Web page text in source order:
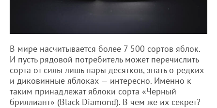
В мире насчитывается более 7 500 сортов яблок.
И пусть рядовой потребитель может перечислить
сорта от силы лишь пары десятков, знать о редких
и диковинные яблоках — интересно. Именно к
таким принадлежат яблоки сорта «Черный
бриллиант» (Black Diamond). В чем же их секрет?